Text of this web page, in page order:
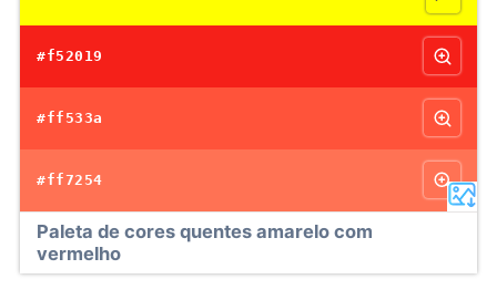
#f52019
#ff533a
#ff7254
Paleta de cores quentes amarelo com
vermelho